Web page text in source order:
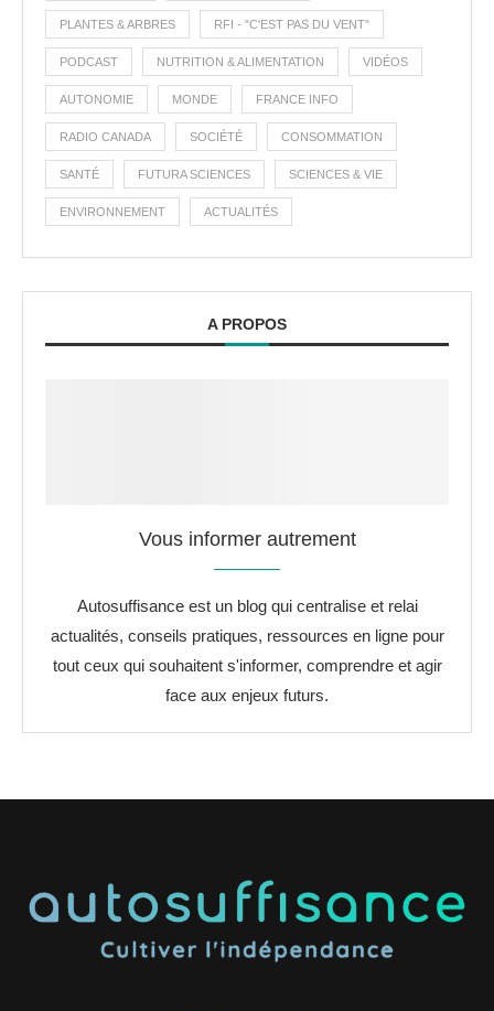
PLANTES & ARBRES RFI - "C'EST PAS DU VENT"
PODCAST NUTRITION & ALIMENTATION VIDÉOS
AUTONOMIE MONDE FRANCE INFO
RADIO CANADA SOCIÉTÉ CONSOMMATION
SANTÉ FUTURA SCIENCES SCIENCES & VIE
ENVIRONNEMENT ACTUALITÉS
A PROPOS
Vous informer autrement
Autosuffisance est un blog qui centralise et relai
actualités, conseils pratiques, ressources en ligne pour
tout ceux qui souhaitent s'informer, comprendre et agir
face aux enjeux futurs.